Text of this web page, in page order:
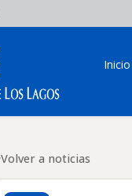
Inicio
Volver a noticias